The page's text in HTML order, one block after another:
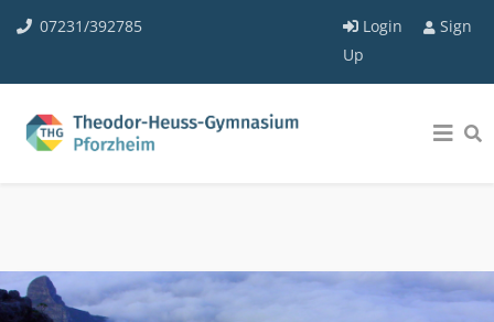
07231/392785 Login
Sign
Up